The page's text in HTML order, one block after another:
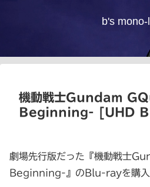
b's mono-
機動戦士Gundam
Beginning- [UHD
劇場先行版だった『機動戦士
Beginning-』のBlu-rayを購入